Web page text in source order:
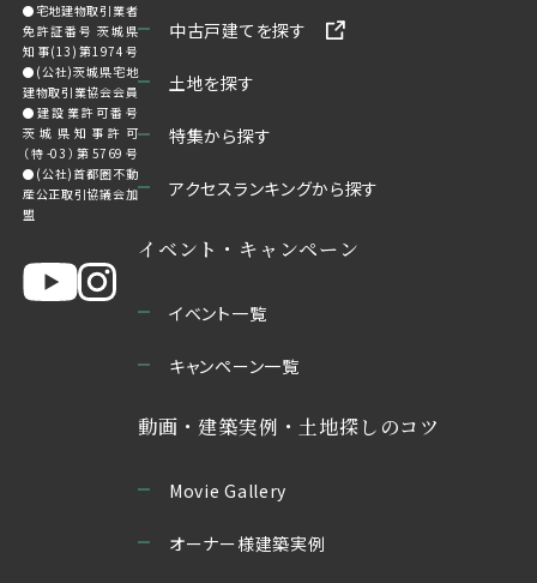
●宅地建物取引業者
免許証番号 茨城県
知事(13)第1974号
●(公社)茨城県宅地
建物取引業協会会員
●建設業許可番号
茨城県知事許可
（特-03）第5769号
●(公社)首都圏不動
産公正取引協議会加
盟
中古戸建てを探す
土地を探す
特集から探す
アクセスランキングから探す
イベント・キャンペーン
イベント一覧
キャンペーン一覧
動画・建築実例・土地探しのコツ
Movie Gallery
オーナー様建築実例